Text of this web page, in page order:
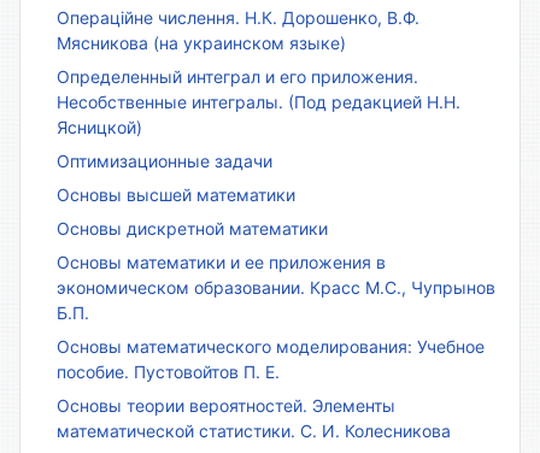
Операційне числення. Н.К. Дорошенко, В.Ф.
Мясникова (на украинском языке)
Определенный интеграл и его приложения.
Несобственные интегралы. (Под редакцией Н.Н.
Ясницкой)
Оптимизационные задачи
Основы высшей математики
Основы дискретной математики
Основы математики и ее приложения в
экономическом образовании. Красс М.С., Чупрынов
Б.П.
Основы математического моделирования: Учебное
пособие. Пустовойтов П. Е.
Основы теории вероятностей. Элементы
математической статистики. С. И. Колесникова